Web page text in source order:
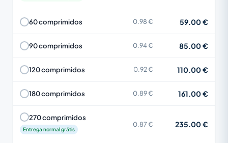
60 comprimidos 0.98 € 59.00 €
90 comprimidos 0.94 € 85.00 €
120 comprimidos 0.92 € 110.00 €
180 comprimidos 0.89 € 161.00 €
270 comprimidos
Entrega normal grátis
0.87 € 235.00 €